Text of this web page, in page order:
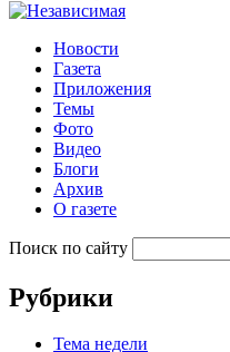
Новости
Газета
Приложения
Темы
Фото
Видео
Блоги
Архив
О газете
Поиск по сайту
Рубрики
Тема недели